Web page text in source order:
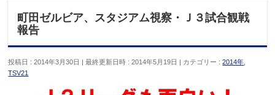
町田ゼルビア、スタジアム視察・Ｊ３試合観戦
報告
投稿日 : 2014年3月30日 最終更新日時 : 2014年5月19日 カテゴリー :2014年
TSV21